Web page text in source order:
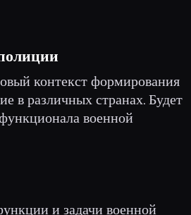
контекст формирования
в различных странах. Будет
военной
и задачи военной